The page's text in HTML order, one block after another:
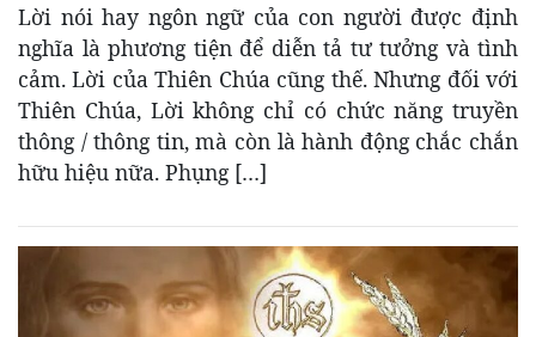
Lời nói hay ngôn ngữ của con người được định
nghĩa là phương tiện để diễn tả tư tưởng và tình
cảm. Lời của Thiên Chúa cũng thế. Nhưng đối với
Thiên Chúa, Lời không chỉ có chức năng truyền
thông / thông tin, mà còn là hành động chắc chắn
hữu hiệu nữa. Phụng […]